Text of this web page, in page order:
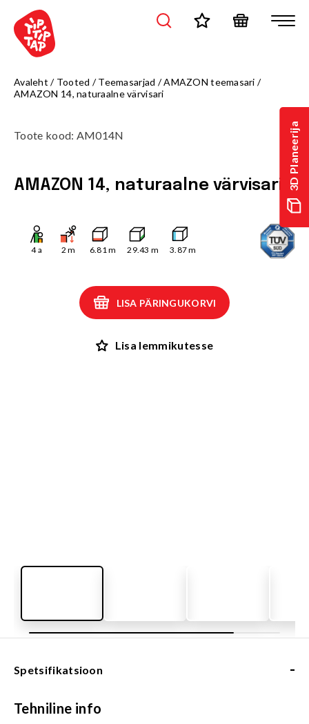
3D Planeerija
Avaleht / Tooted /Teemasarjad /AMAZON teemasari /
AMAZON 14, naturaalne värvisari
Toote kood: AM014N
AMAZON 14, naturaalne värvisari
4a 2 m 6.81m 29.43 m 3.87m
LISA PÄRINGUKORVI
Lisa lemmikutesse
Spetsifikatsioon -
Tehniline info